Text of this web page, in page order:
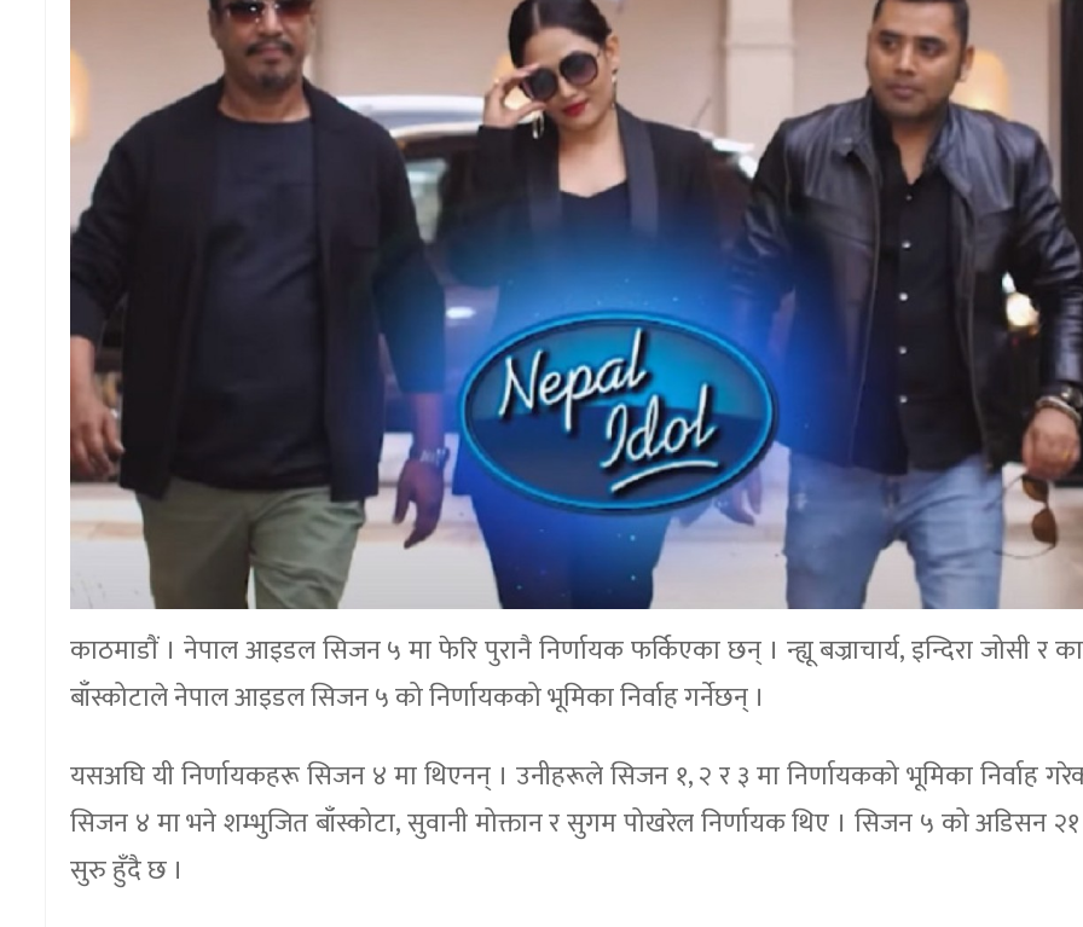
काठमाडाैं । नेपाल आइडल सिजन ५ मा फेरि पुरानै निर्णायक फर्किएका छन् । न्ह्यू बज्राचार्य, इन्दिरा जोसी र
बाँस्कोटाले नेपाल आइडल सिजन ५ को निर्णायकको भूमिका निर्वाह गर्नेछन् ।
यसअघि यी निर्णायकहरू सिजन ४ मा थिएनन् । उनीहरूले सिजन १, २ र ३ मा निर्णायकको भूमिका निर्वाह
सिजन ४ मा भने शम्भुजित बाँस्कोटा, सुवानी मोक्तान र सुगम पोखरेल निर्णायक थिए । सिजन ५ को अडिसन
सुरु हुँदै छ ।